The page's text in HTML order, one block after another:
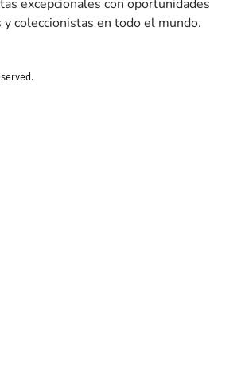
excepcionales con oportunidades
coleccionistas en todo el mundo.